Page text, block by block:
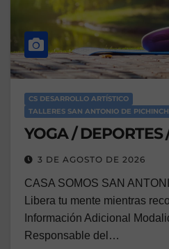
CS DESARROLLO ARTÍSTICO
TALLERES SAN ANTONIO DE
YOGA / DEPORTES
3 DE AGOSTO DE 2026
CASA SOMOS SAN
Libera tu mente mientras
Información Adicional
Responsable del…